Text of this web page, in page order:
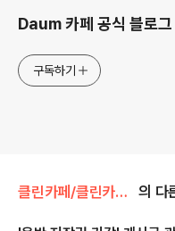
Daum 카페 공식 블로그
구독하기
클린카페/클린카페 공지사항 의 다